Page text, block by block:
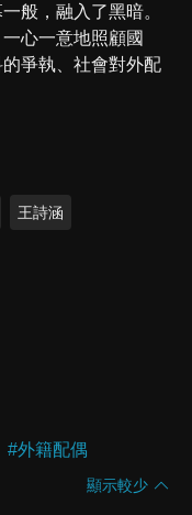
般，融入了黑暗。
心一意地照顧國
爭執、社會對外配
王詩涵
#外籍配偶
顯示較少